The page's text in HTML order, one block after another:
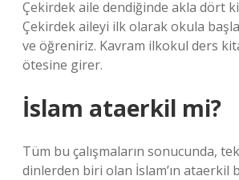
Çekirdek aile dendiğinde akla dört
Çekirdek aileyi ilk olarak okula
ve öğreniriz. Kavram ilkokul ders
ötesine girer.
İslam ataerkil mi?
Tüm bu çalışmaların sonucunda, tek
dinlerden biri olan İslam’ın ataerkil